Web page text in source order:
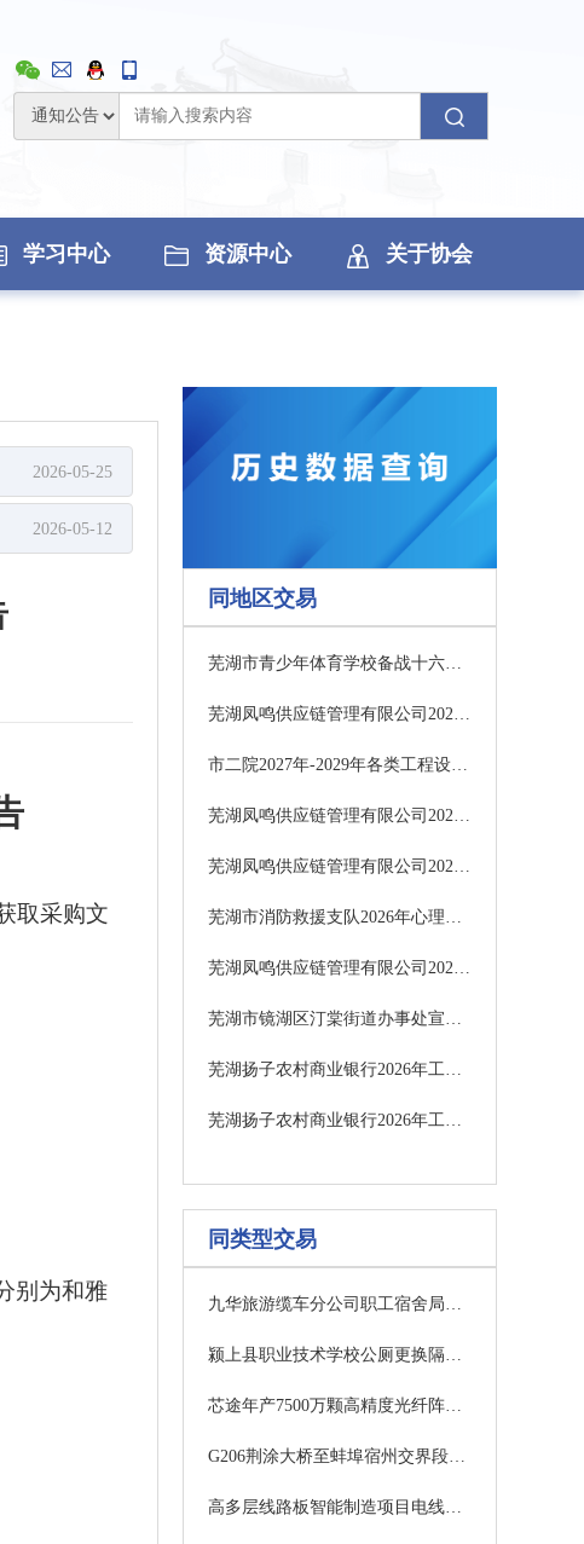
学习中心 资源中心 关于协会
2026-05-25
2026-05-12
取采购文
别为和雅
同地区交易
芜湖市青少年体育学校备战十六届省运会专业光学模拟训练设备中标结果公告
芜湖凤鸣供应链管理有限公司2026-2027年度第四次供应链项目更正公告（第3次）
市二院2027年-2029年各类工程设计单位项目流标
芜湖凤鸣供应链管理有限公司2026-2027年度第四次供应链项目更正公告（第2次）
芜湖凤鸣供应链管理有限公司2026-2027年度第四次供应链项目更正公告
芜湖市消防救援支队2026年心理骨干培训服务项目中标结果公告
芜湖凤鸣供应链管理有限公司2026-2027年度第四次供应链项目征集公告
芜湖市镜湖区汀棠街道办事处宣传推广项目单一来源采购邀请函
芜湖扬子农村商业银行2026年工作服项目中标结果公告
芜湖扬子农村商业银行2026年工作服项目中标结果公告
同类型交易
九华旅游缆车分公司职工宿舍局部维修工程中标结果公告
颍上县职业技术学校公厕更换隔板及围墙修复工程招标公告
芯途年产7500万颗高精度光纤阵列基板生产基地装修改造项目澄清公告
G206荆涂大桥至蚌埠宿州交界段一级公路改建工程光伏发电初步设计采购公告
高多层线路板智能制造项目电线电缆采购成交候选供应商公示